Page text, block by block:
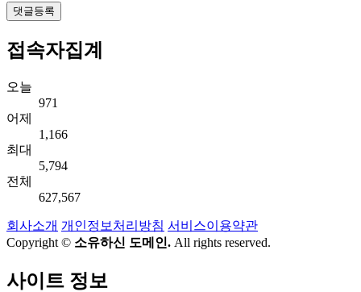
댓글등록
접속자집계
오늘
971
어제
1,166
최대
5,794
전체
627,567
회사소개 개인정보처리방침 서비스이용약관
Copyright © 소유하신 도메인. All rights reserved.
사이트 정보